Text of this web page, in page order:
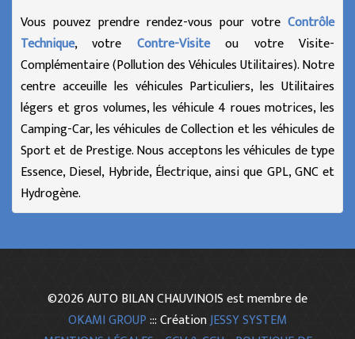
Vous pouvez prendre rendez-vous pour votre Contrôle
Technique, votre Contre-Visiteou votre Visite-
Complémentaire (Pollution des Véhicules Utilitaires). Notre
centre acceuille les véhicules Particuliers, les Utilitaires
légers et gros volumes, les véhicule 4 roues motrices, les
Camping-Car, les véhicules de Collection et les véhicules de
Sport et de Prestige. Nous acceptons les véhicules de type
Essence, Diesel, Hybride, Électrique, ainsi que GPL, GNC et
Hydrogène.
©2026 AUTO BILAN CHAUVINOIS est membre de
OKAMI GROUP::: CréationJESSY SYSTEM